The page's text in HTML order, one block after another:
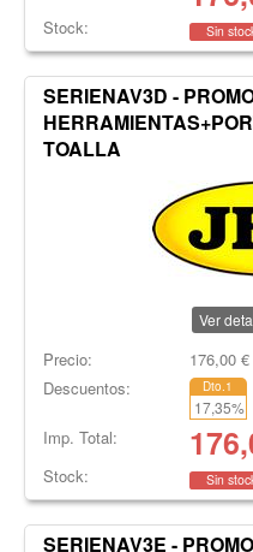
Stock: Sin
SERIENAV3D -
TOALLA
Ver
Precio: 176,00€
Descuentos:
Dto.1
17,35%
Imp. Total:
Stock: Sin
SERIENAV3E -